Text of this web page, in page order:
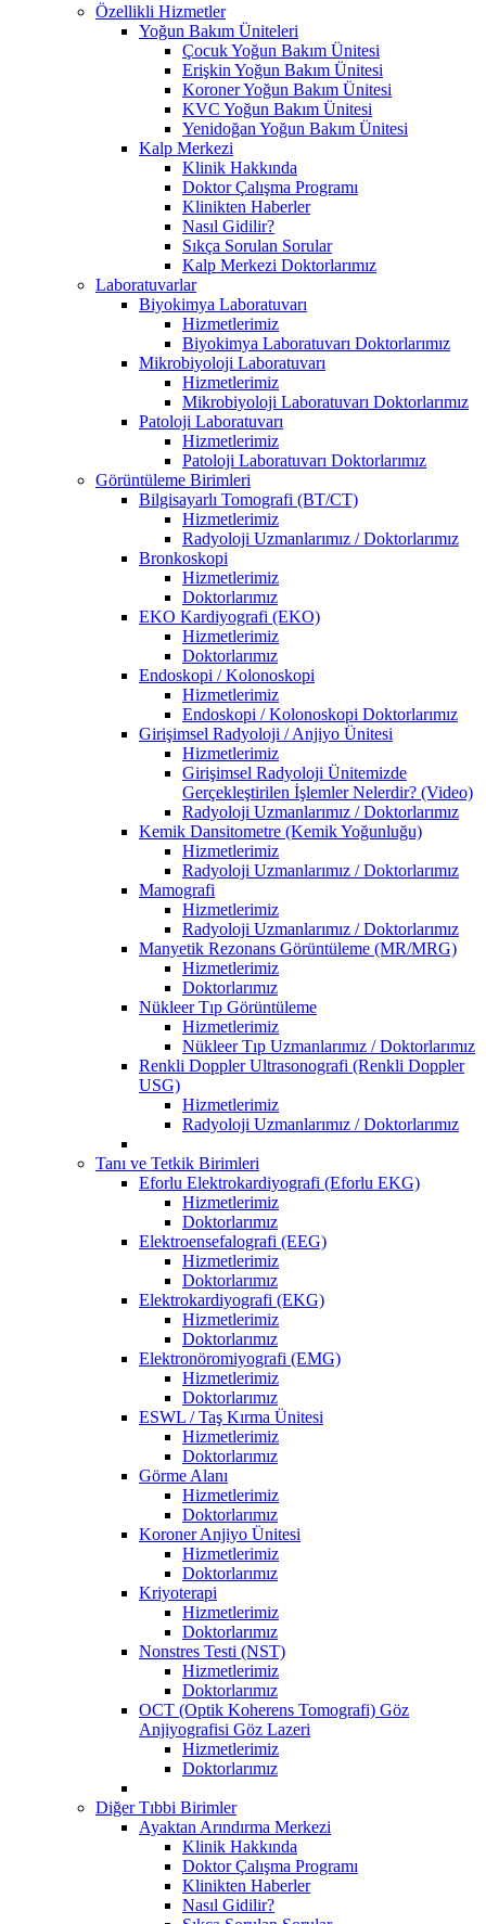
Özellikli Hizmetler
Yoğun Bakım Üniteleri
Çocuk Yoğun Bakım Ünitesi
Erişkin Yoğun Bakım Ünitesi
Koroner Yoğun Bakım Ünitesi
KVC Yoğun Bakım Ünitesi
Yenidoğan Yoğun Bakım Ünitesi
Kalp Merkezi
Klinik Hakkında
Doktor Çalışma Programı
Klinikten Haberler
Nasıl Gidilir?
Sıkça Sorulan Sorular
Kalp Merkezi Doktorlarımız
Laboratuvarlar
Biyokimya Laboratuvarı
Hizmetlerimiz
Biyokimya Laboratuvarı Doktorlarımız
Mikrobiyoloji Laboratuvarı
Hizmetlerimiz
Mikrobiyoloji Laboratuvarı Doktorlarımız
Patoloji Laboratuvarı
Hizmetlerimiz
Patoloji Laboratuvarı Doktorlarımız
Görüntüleme Birimleri
Bilgisayarlı Tomografi (BT/CT)
Hizmetlerimiz
Radyoloji Uzmanlarımız / Doktorlarımız
Bronkoskopi
Hizmetlerimiz
Doktorlarımız
EKO Kardiyografi (EKO)
Hizmetlerimiz
Doktorlarımız
Endoskopi / Kolonoskopi
Hizmetlerimiz
Endoskopi / Kolonoskopi Doktorlarımız
Girişimsel Radyoloji / Anjiyo Ünitesi
Hizmetlerimiz
Girişimsel Radyoloji Ünitemizde
Gerçekleştirilen İşlemler Nelerdir? (Video)
Radyoloji Uzmanlarımız / Doktorlarımız
Kemik Dansitometre (Kemik Yoğunluğu)
Hizmetlerimiz
Radyoloji Uzmanlarımız / Doktorlarımız
Mamografi
Hizmetlerimiz
Radyoloji Uzmanlarımız / Doktorlarımız
Manyetik Rezonans Görüntüleme (MR/MRG)
Hizmetlerimiz
Doktorlarımız
Nükleer Tıp Görüntüleme
Hizmetlerimiz
Nükleer Tıp Uzmanlarımız / Doktorlarımız
Renkli Doppler Ultrasonografi (Renkli Doppler
USG)
Hizmetlerimiz
Radyoloji Uzmanlarımız / Doktorlarımız
Tanı ve Tetkik Birimleri
Eforlu Elektrokardiyografi (Eforlu EKG)
Hizmetlerimiz
Doktorlarımız
Elektroensefalografi (EEG)
Hizmetlerimiz
Doktorlarımız
Elektrokardiyografi (EKG)
Hizmetlerimiz
Doktorlarımız
Elektronöromiyografi (EMG)
Hizmetlerimiz
Doktorlarımız
ESWL / Taş Kırma Ünitesi
Hizmetlerimiz
Doktorlarımız
Görme Alanı
Hizmetlerimiz
Doktorlarımız
Koroner Anjiyo Ünitesi
Hizmetlerimiz
Doktorlarımız
Kriyoterapi
Hizmetlerimiz
Doktorlarımız
Nonstres Testi (NST)
Hizmetlerimiz
Doktorlarımız
OCT (Optik Koherens Tomografi) Göz
Anjiyografisi Göz Lazeri
Hizmetlerimiz
Doktorlarımız
Diğer Tıbbi Birimler
Ayaktan Arındırma Merkezi
Klinik Hakkında
Doktor Çalışma Programı
Klinikten Haberler
Nasıl Gidilir?